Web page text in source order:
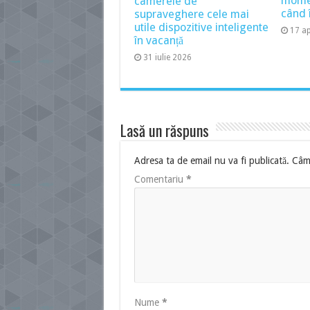
supraveghere cele mai
utile dispozitive inteligente
în vacanță
31 iulie 2026
când
17
Lasă un răspuns
Adresa ta de email nu va fi publicată.
Comentariu *
Nume *